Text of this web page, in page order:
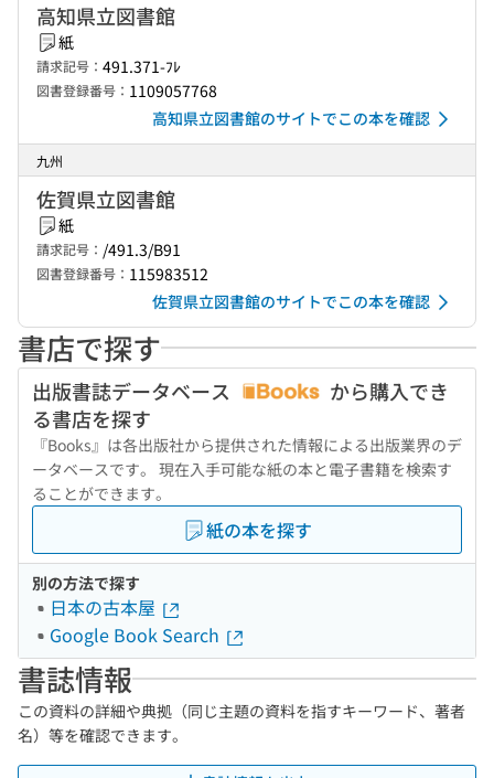
高知県立図書館
紙
請求記号： 491.371-ﾌﾚ
図書登録番号： 1109057768
高知県立図書館のサイトでこの本を確認
九州
佐賀県立図書館
紙
請求記号： /491.3/B91
図書登録番号： 115983512
佐賀県立図書館のサイトでこの本を確認
書店で探す
出版書誌データベース
から購入でき
る書店を探す
『Books』は各出版社から提供された情報による出版業界のデ
ータベースです。 現在入手可能な紙の本と電子書籍を検索す
ることができます。
紙の本を探す
別の方法で探す
日本の古本屋
Google Book Search
書誌情報
この資料の詳細や典拠（同じ主題の資料を指すキーワード、著者
名）等を確認できます。